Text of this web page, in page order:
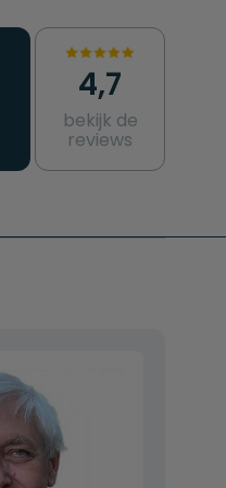
4,7
bekijk de
reviews